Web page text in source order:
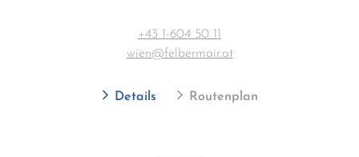
+43 1-604 50 11
wien@felbermair.at
Details Routenplan